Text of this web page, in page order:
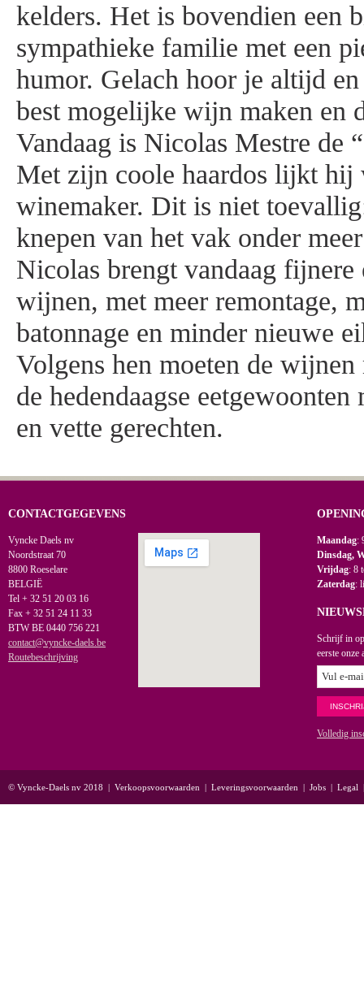
kelders. Het is bovendien een
sympathieke familie met een
humor. Gelach hoor je altijd
best mogelijke wijn maken en
Vandaag is Nicolas Mestre de
Met zijn coole haardos lijkt
winemaker. Dit is niet
knepen van het vak onder
Nicolas brengt vandaag fijnere
wijnen, met meer remontage,
batonnage en minder nieuwe
Volgens hen moeten de wijnen
de hedendaagse
en vette gerechten.
CONTACTGEGEVENS
Vyncke Daels nv
Noordstraat 70
8800 Roeselare
BELGIË
Tel + 32 51 20 03 16
Fax + 32 51 24 11 33
BTW BE 0440 756 221
contact@vyncke-daels.be
Routebeschrijving
Maandag:
Dinsdag,
Vrijdag: 8
Zaterdag:
Schrijf in
eerste onze
Volledig
© Vyncke-Daels nv 2018 | Verkoopsvoorwaarden | Leveringsvoorwaarden | Jobs | Legal